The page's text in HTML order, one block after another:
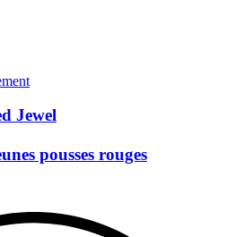
Jewel
pousses rouges